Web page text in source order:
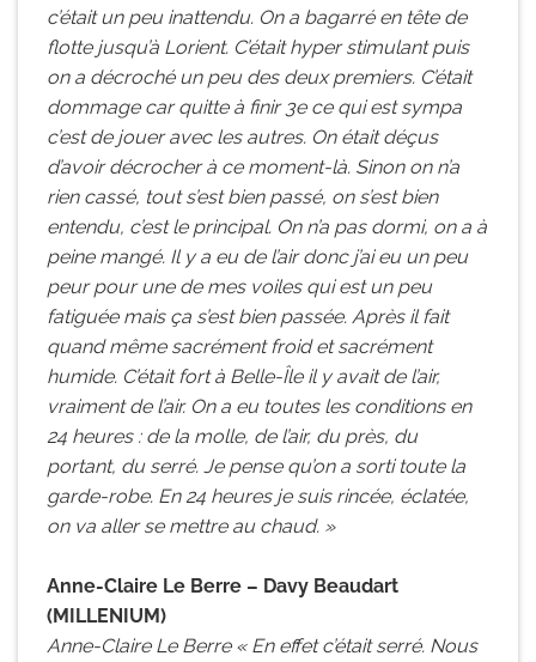
c’était un peu inattendu. On a bagarré en tête de
flotte jusqu’à Lorient. C’était hyper stimulant puis
on a décroché un peu des deux premiers. C’était
dommage car quitte à finir 3e ce qui est sympa
c’est de jouer avec les autres. On était déçus
d’avoir décrocher à ce moment-là. Sinon on n’a
rien cassé, tout s’est bien passé, on s’est bien
entendu, c’est le principal. On n’a pas dormi, on a à
peine mangé. Il y a eu de l’air donc j’ai eu un peu
peur pour une de mes voiles qui est un peu
fatiguée mais ça s’est bien passée. Après il fait
quand même sacrément froid et sacrément
humide. C’était fort à Belle-Île il y avait de l’air,
vraiment de l’air. On a eu toutes les conditions en
24 heures : de la molle, de l’air, du près, du
portant, du serré. Je pense qu’on a sorti toute la
garde-robe. En 24 heures je suis rincée, éclatée,
on va aller se mettre au chaud. »
Anne-Claire Le Berre – Davy Beaudart
(MILLENIUM)
Anne-Claire Le Berre « En effet c’était serré. Nous